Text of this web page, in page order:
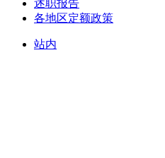
述职报告
各地区定额政策
站内